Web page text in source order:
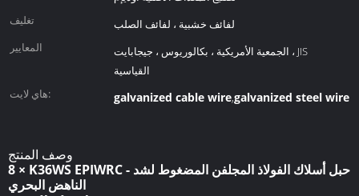
تغليف
لفائف خشبية ، لفائف الصلب
المعايير
الجمعية الأمريكية ، بكالوريوس ، جيجابايت ، JIS
القياسية
هاي لايت:
galvanized cable wire,galvanized steel wire
وصف المنتج
8 × K36WS EPIWRC - حبل أسلاك الفولاذ المجلفن المضغوط لشد
الناهض البحري